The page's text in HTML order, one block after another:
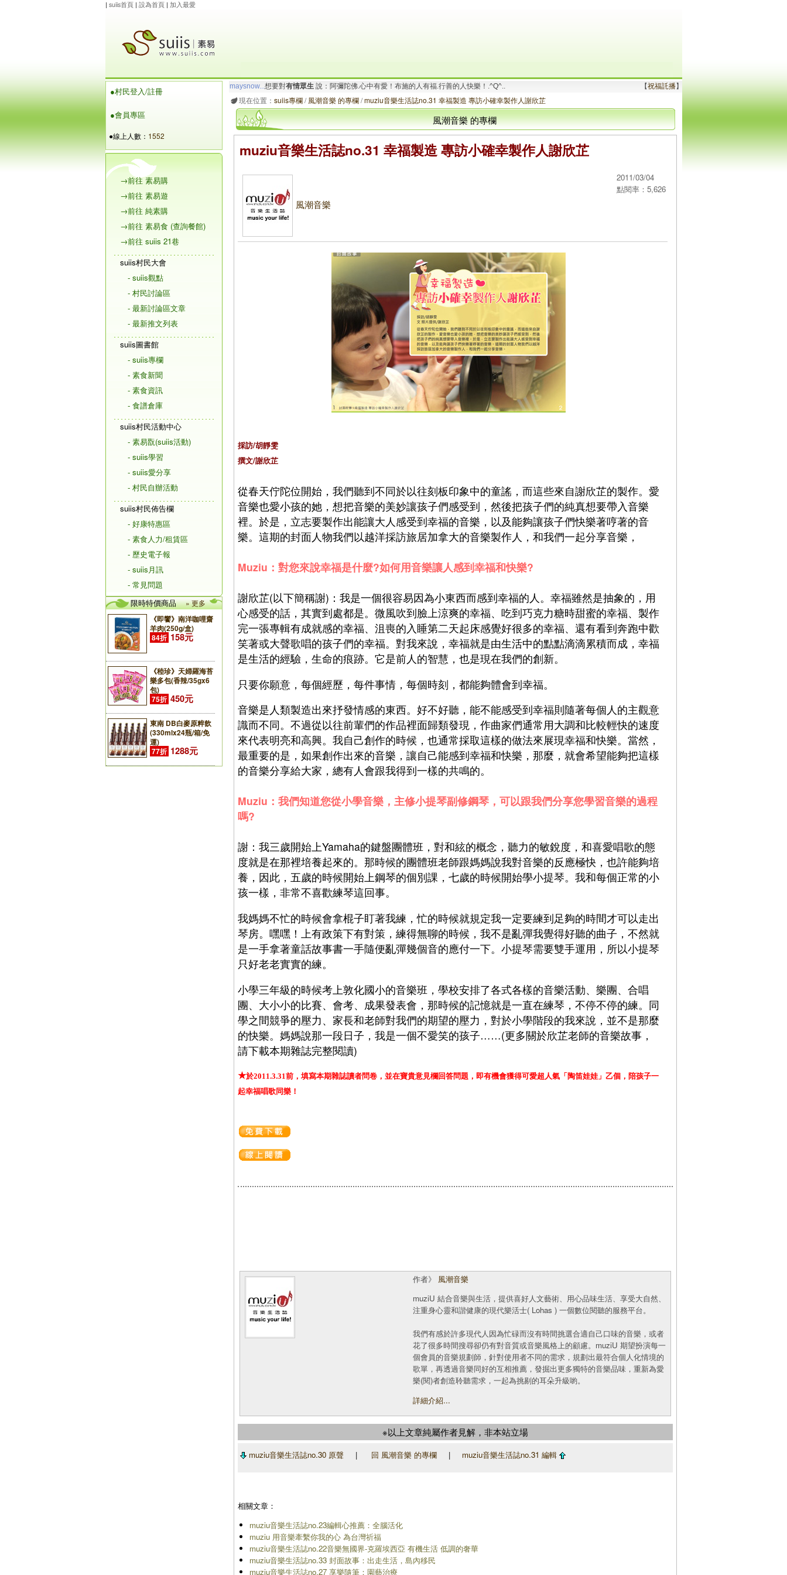
| suiis首頁| 設為首頁| 加入最愛
●村民登入/註冊
●會員專區
●線上人數： 1552
→前往 素易購
→前往 素易遊
→前往 純素購
→前往 素易食 (查詢餐館)
→前往 suiis 21巷
suiis村民大會
- suiis觀點
- 村民討論區
- 最新討論區文章
- 最新推文列表
suiis圖書館
- suiis專欄
- 素食新聞
- 素食資訊
- 食譜倉庫
suiis村民活動中心
- 素易翫(suiis活動)
- suiis學習
- suiis愛分享
- 村民自辦活動
suiis村民佈告欄
- 好康特惠區
- 素食人力/租賃區
- 歷史電子報
- suiis月訊
- 常見問題
限時特價商品
» 更多
《即饗》南洋咖哩齋
羊肉(250g/盒)
84折 158元
《稑珍》天婦羅海苔
樂多包(香辣/35gx6
包)
75折 450元
東南 DB白麥原粹飲
(330mlx24瓶/箱/免
運)
77折 1288元
maysnow...想要對有情眾生說：阿彌陀佛.心中有愛！布施的人有福.行善的人快樂！.^Q^..
玲瓏虹想要對有情眾生說：阿彌陀佛.一切唯心造！啟動善的循環.創造幸福無限！_/_ 【祝福託播】
現在位置： suiis專欄/風潮音樂 的專欄/muziu音樂生活誌no.31 幸福製造 專訪小確幸製作人謝欣芷
風潮音樂 的專欄
muziu音樂生活誌no.31 幸福製造 專訪小確幸製作人謝欣芷
風潮音樂
2011/03/04
點閱率：5,626
採訪/胡靜雯
撰文/謝欣芷
從春天佇陀位開始，我們聽到不同於以往刻板印象中的童謠，而這些來自謝欣芷的製作。愛
音樂也愛小孩的她，想把音樂的美妙讓孩子們感受到，然後把孩子們的純真想要帶入音樂
裡。於是，立志要製作出能讓大人感受到幸福的音樂，以及能夠讓孩子們快樂著哼著的音
樂。這期的封面人物我們以越洋採訪旅居加拿大的音樂製作人，和我們一起分享音樂，
Muziu：對您來說幸福是什麼?如何用音樂讓人感到幸福和快樂?
謝欣芷(以下簡稱謝)：我是一個很容易因為小東西而感到幸福的人。幸福雖然是抽象的，用
心感受的話，其實到處都是。微風吹到臉上涼爽的幸福、吃到巧克力糖時甜蜜的幸福、製作
完一張專輯有成就感的幸福、沮喪的入睡第二天起床感覺好很多的幸福、還有看到奔跑中歡
笑著或大聲歌唱的孩子們的幸福。對我來說，幸福就是由生活中的點點滴滴累積而成，幸福
是生活的經驗，生命的痕跡。它是前人的智慧，也是現在我們的創新。
只要你願意，每個經歷，每件事情，每個時刻，都能夠體會到幸福。
音樂是人類製造出來抒發情感的東西。好不好聽，能不能感受到幸福則隨著每個人的主觀意
識而不同。不過從以往前輩們的作品裡面歸類發現，作曲家們通常用大調和比較輕快的速度
來代表明亮和高興。我自己創作的時候，也通常採取這樣的做法來展現幸福和快樂。當然，
最重要的是，如果創作出來的音樂，讓自己能感到幸福和快樂，那麼，就會希望能夠把這樣
的音樂分享給大家，總有人會跟我得到一樣的共鳴的。
Muziu：我們知道您從小學音樂，主修小提琴副修鋼琴，可以跟我們分享您學習音樂的過程
嗎?
謝：我三歲開始上Yamaha的鍵盤團體班，對和絃的概念，聽力的敏銳度，和喜愛唱歌的態
度就是在那裡培養起來的。那時候的團體班老師跟媽媽說我對音樂的反應極快，也許能夠培
養，因此，五歲的時候開始上鋼琴的個別課，七歲的時候開始學小提琴。我和每個正常的小
孩一樣，非常不喜歡練琴這回事。
我媽媽不忙的時候會拿棍子盯著我練，忙的時候就規定我一定要練到足夠的時間才可以走出
琴房。嘿嘿！上有政策下有對策，練得無聊的時候，我不是亂彈我覺得好聽的曲子，不然就
是一手拿著童話故事書一手隨便亂彈幾個音的應付一下。小提琴需要雙手運用，所以小提琴
只好老老實實的練。
小學三年級的時候考上敦化國小的音樂班，學校安排了各式各樣的音樂活動、樂團、合唱
團、大小小的比賽、會考、成果發表會，那時候的記憶就是一直在練琴，不停不停的練。同
學之間競爭的壓力、家長和老師對我們的期望的壓力，對於小學階段的我來說，並不是那麼
的快樂。媽媽說那一段日子，我是一個不愛笑的孩子……(更多關於欣芷老師的音樂故事，
請下載本期雜誌完整閱讀)
★於2011.3.31前，填寫本期雜誌讀者問卷，並在寶貴意見欄回答問題，即有機會獲得可愛超人氣「陶笛娃娃」乙個，陪孩子一
起幸福唱歌同樂！
作者》 風潮音樂
muziU 結合音樂與生活，提供喜好人文藝術、用心品味生活、享受大自然、
注重身心靈和諧健康的現代樂活士( Lohas ) 一個數位閱聽的服務平台。
我們有感於許多現代人因為忙碌而沒有時間挑選合適自己口味的音樂，或者
花了很多時間搜尋卻仍有對音質或音樂風格上的顧慮。muziU 期望扮演每一
個會員的音樂規劃師，針對使用者不同的需求，規劃出最符合個人化情境的
歌單，再透過音樂同好的互相推薦，發掘出更多獨特的音樂品味，重新為愛
樂(閱)者創造聆聽需求，一起為挑剔的耳朵升級喲。
詳細介紹...
※以上文章純屬作者見解，非本站立場
muziu音樂生活誌no.30 原聲| 回 風潮音樂 的專欄| muziu音樂生活誌no.31 編輯
相關文章：
muziu音樂生活誌no.23編輯心推薦：全腦活化
muziu 用音樂牽繫你我的心 為台灣祈福
muziu音樂生活誌no.22音樂無國界-克羅埃西亞 有機生活 低調的奢華
muziu音樂生活誌no.33 封面故事：出走生活，島內移民
muziu音樂生活誌no.27 享樂隨筆：園藝治療